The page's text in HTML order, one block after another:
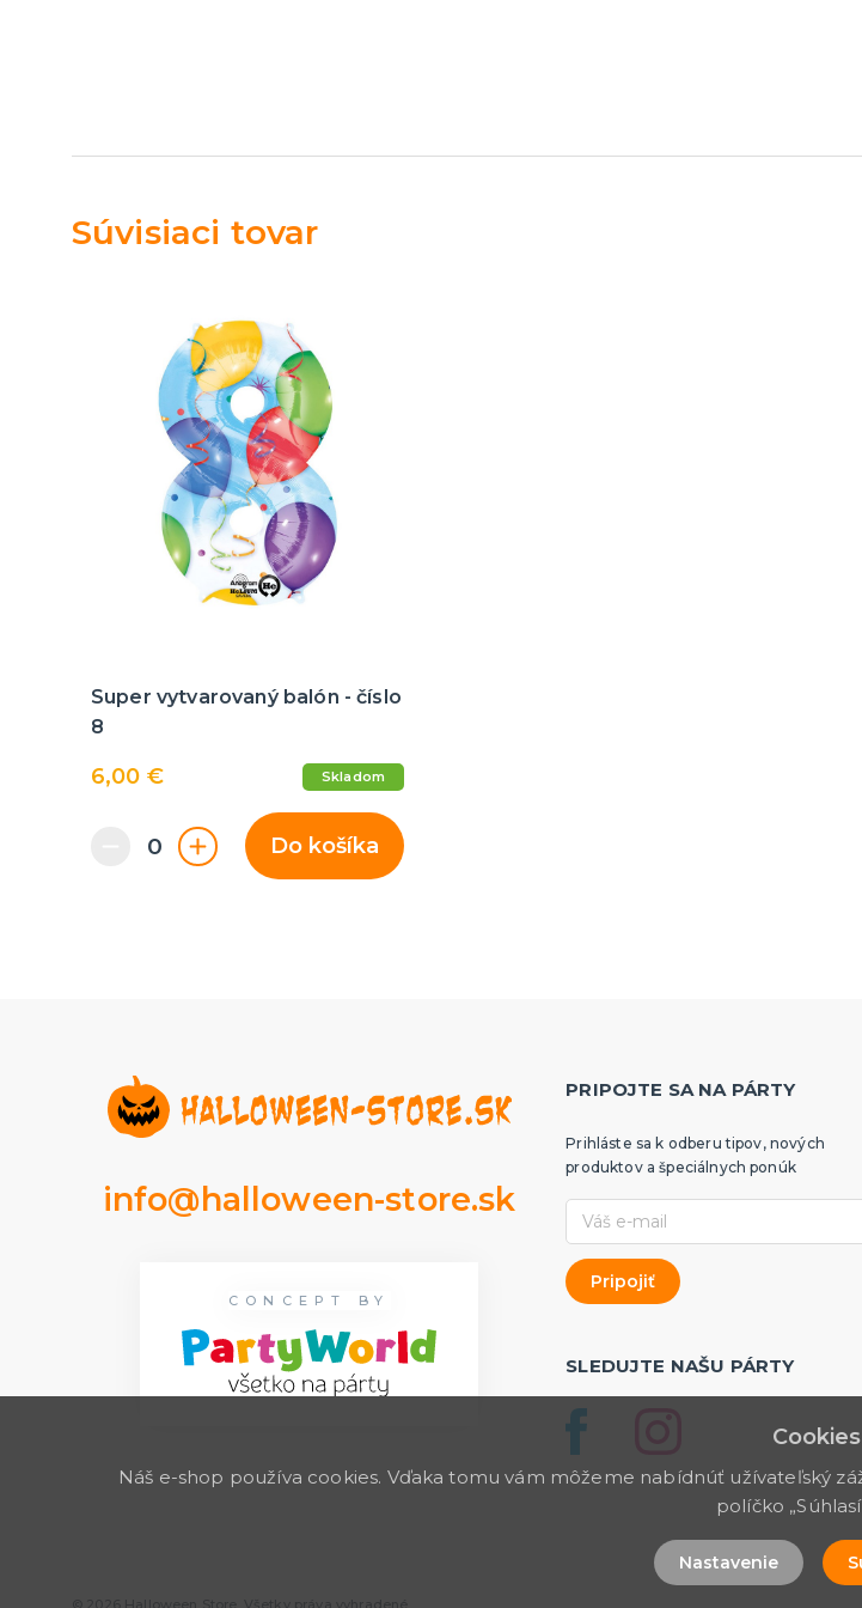
Súvisiaci tovar
Super vytvarovaný balón - číslo
8
6,00 € Skladom
Do košíka
info@halloween-store.sk
CONCEPT BY
PRIPOJTE SA NA PÁRTY
Prihláste sa k odberu tipov, nových
produktov a špeciálnych ponúk
SLEDUJTE NAŠU PÁRTY
© 2026 Halloween Store. Všetky práva vyhradené
Cookies
Náš e-shop používa cookies. Vďaka tomu vám môžeme nabídnúť užívateľský
políčko
Nastavenie